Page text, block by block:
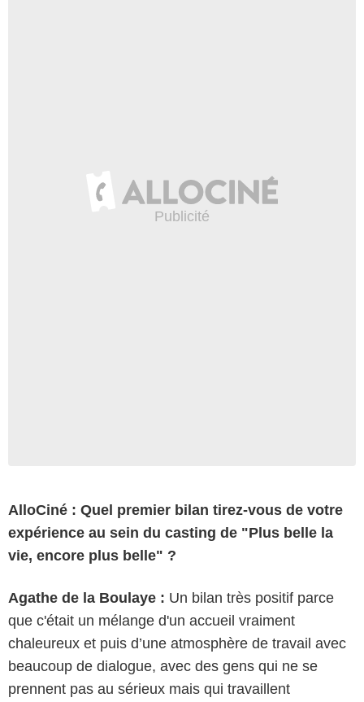
AlloCiné : Quel premier bilan tirez-vous de votre
expérience au sein du casting de "Plus belle la
vie, encore plus belle" ?
Agathe de la Boulaye : Un bilan très positif parce
que c'était un mélange d'un accueil vraiment
chaleureux et puis d’une atmosphère de travail avec
beaucoup de dialogue, avec des gens qui ne se
prennent pas au sérieux mais qui travaillent